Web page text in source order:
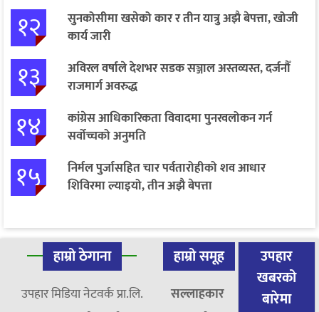
१२
सुनकोसीमा खसेको कार र तीन यात्रु अझै बेपत्ता, खोजी
कार्य जारी
१३
अविरल वर्षाले देशभर सडक सञ्जाल अस्तव्यस्त, दर्जनौँ
राजमार्ग अवरुद्ध
१४
कांग्रेस आधिकारिकता विवादमा पुनरवलोकन गर्न
सर्वोच्चको अनुमति
१५
निर्मल पुर्जासहित चार पर्वतारोहीको शव आधार
शिविरमा ल्याइयो, तीन अझै बेपत्ता
हाम्रो ठेगाना
उपहार मिडिया नेटवर्क प्रा.लि.
हाम्रो समूह
सल्लाहकार
उपहार
खबरको
बारेमा